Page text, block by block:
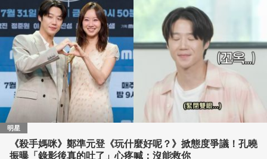
明星
《殺手媽咪》鄭準元登《玩什麼好呢？》掀態度爭議！孔曉
振曝「錄影後真的吐了」心疼喊：沒能救你